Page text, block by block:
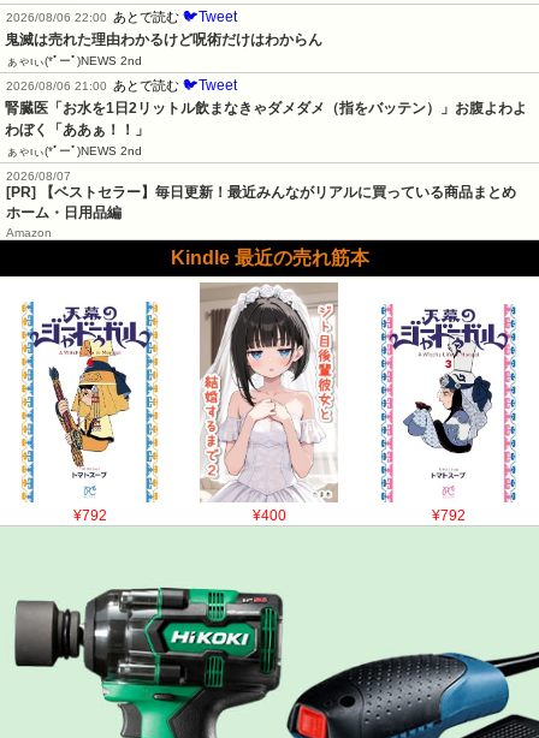
2026/08/06 22:00
あとで読む 🐦Tweet
鬼滅は売れた理由わかるけど呪術だけはわからん
ぁゃιぃ(*ﾟーﾟ)NEWS 2nd
2026/08/06 21:00
あとで読む 🐦Tweet
腎臓医「お水を1日2リットル飲まなきゃダメダメ（指をバッテン）」お腹よわよ
わぼく「ああぁ！！」
ぁゃιぃ(*ﾟーﾟ)NEWS 2nd
2026/08/07
[PR] 【ベストセラー】毎日更新！最近みんながリアルに買っている商品まとめ
ホーム・日用品編
Amazon
Kindle 最近の売れ筋本
¥792 ¥400 ¥792